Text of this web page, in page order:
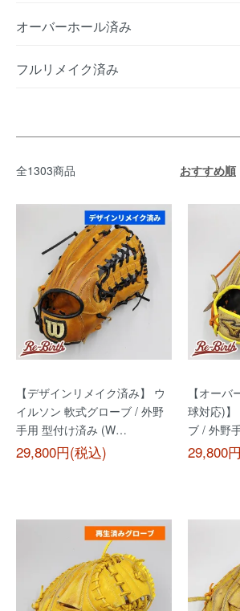
オーバーホール済み
フルリメイク済み
全1303商品 おすすめ順
【デザインリメイク済み】 ウ
イルソン 軟式グローブ / 外野
手用 型付け済み (W…
29,800円(税込)
【オー
球対応)
ブ / 外野
29,800